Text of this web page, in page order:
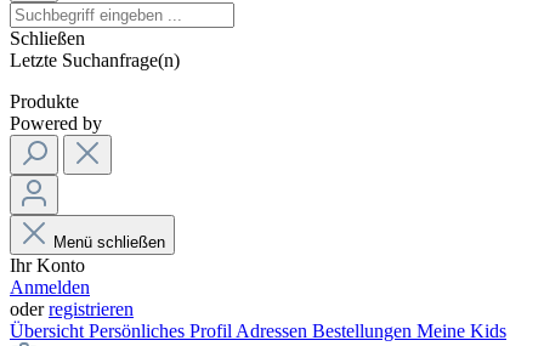
Schließen
Letzte Suchanfrage(n)
Produkte
Powered by
Menü schließen
Ihr Konto
Anmelden
oderregistrieren
Übersicht Persönliches Profil Adressen Bestellungen Meine Kids